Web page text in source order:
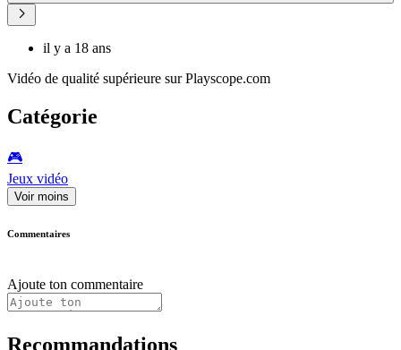
il y a 18 ans
Vidéo de qualité supérieure sur Playscope.com
Catégorie
🎮️
Jeux vidéo
Voir moins
Commentaires
Ajoute ton commentaire
Recommandations